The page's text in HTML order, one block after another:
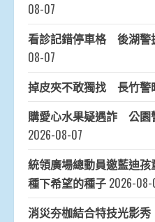
08-07
看診記錯停車格 後湖警
08-07
掉皮夾不敢獨找 長竹警
購愛心水果疑遇詐 公園
2026-08-07
統領廣場總動員邀藍迪
種下希望的種子 2026-08-
消災夯枷結合特技光影